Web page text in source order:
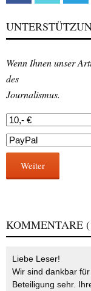
Wenn Ihnen unser
des
Journalismus.
Weiter
KOMMENTARE
Liebe Leser!
Wir sind dankbar
Beteiligung sehr.